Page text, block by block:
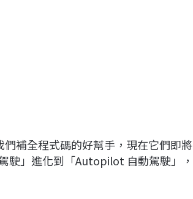
補全程式碼的好幫手，現在它們即將
駛」進化到「Autopilot 自動駕駛」，